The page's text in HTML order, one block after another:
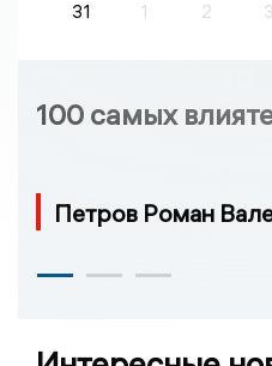
31
1 2 3
100 самых
Петров Роман